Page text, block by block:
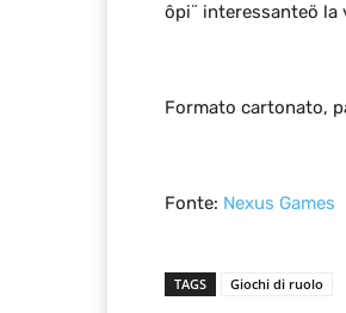
ôpi¨ interessanteö
Formato cartonato,
Fonte: Nexus Games
TAGS Giochi di ruolo